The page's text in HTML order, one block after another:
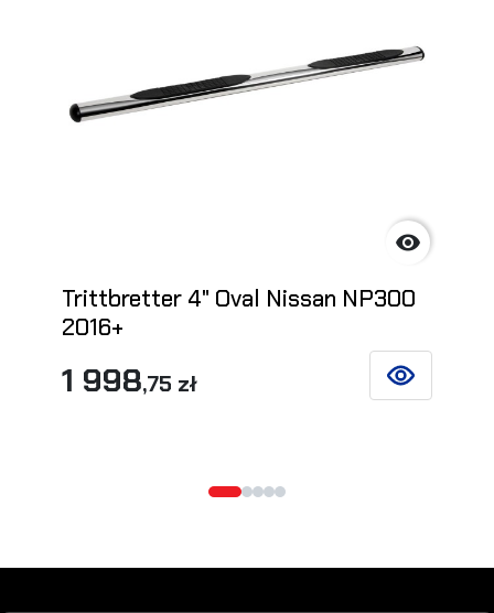

Trittbretter 4" Oval Nissan NP300
2016+
1 998,75 zł SIEHE